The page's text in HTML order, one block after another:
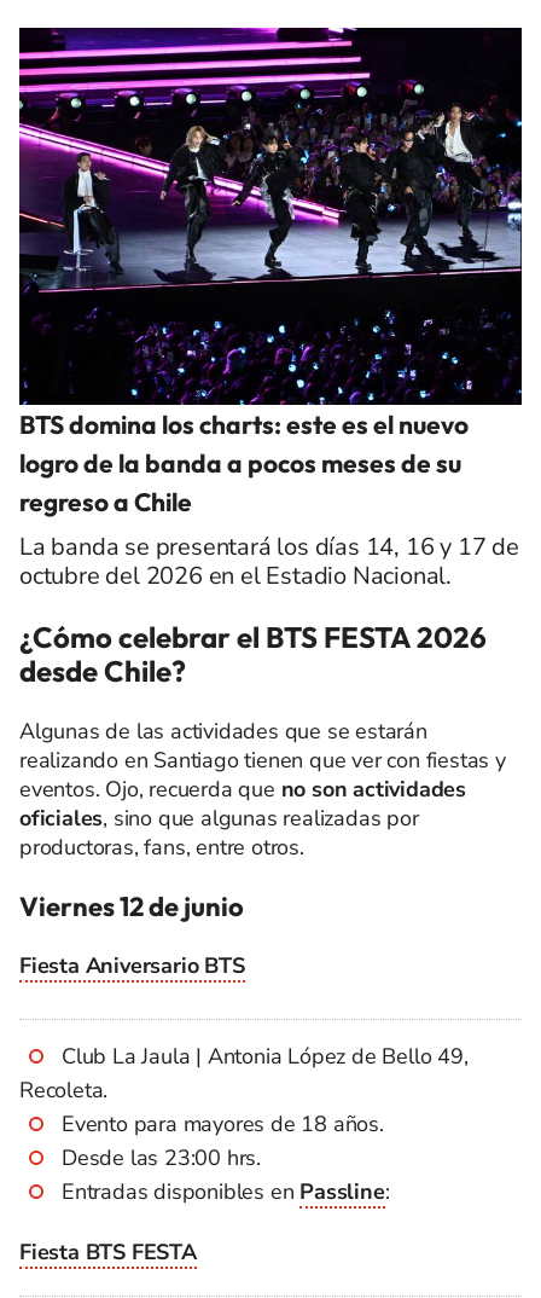
BTS domina los charts: este es el nuevo
logro de la banda a pocos meses de su
regreso a Chile
La banda se presentará los días 14, 16 y 17 de
octubre del 2026 en el Estadio Nacional.
¿Cómo celebrar el BTS FESTA 2026
desde Chile?
Algunas de las actividades que se estarán
realizando en Santiago tienen que ver con fiestas y
eventos. Ojo, recuerda que no son actividades
oficiales, sino que algunas realizadas por
productoras, fans, entre otros.
Viernes 12 de junio
Fiesta Aniversario BTS
Club La Jaula | Antonia López de Bello 49,
Recoleta.
Evento para mayores de 18 años.
Desde las 23:00 hrs.
Entradas disponibles en Passline:
Fiesta BTS FESTA